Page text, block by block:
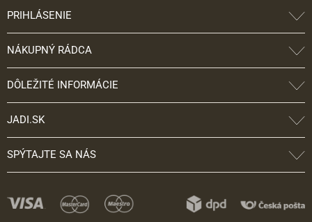
PRIHLÁSENIE
NÁKUPNÝ RÁDCA
DÔLEŽITÉ INFORMÁCIE
JADI.SK
SPÝTAJTE SA NÁS